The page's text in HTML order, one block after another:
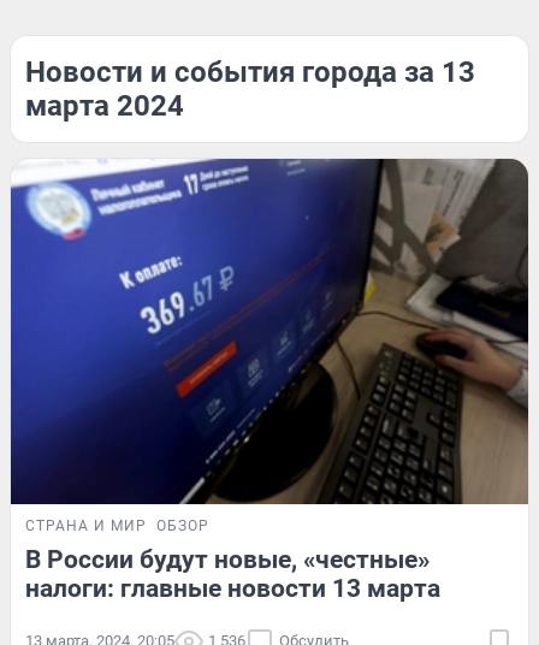
Новости и события города за 13
марта 2024
СТРАНА И МИР ОБЗОР
В России будут новые, «честные»
налоги: главные новости 13 марта
13 марта, 2024, 20:05 1 536 Обсудить